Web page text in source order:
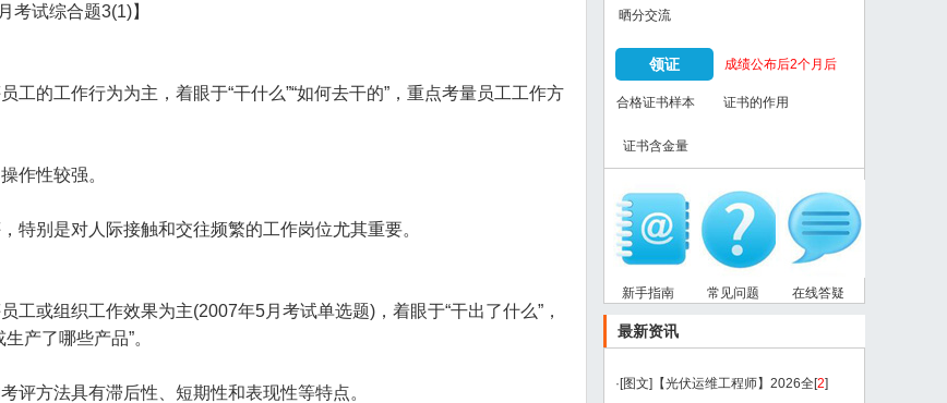
考试综合题3(1)】
的工作行为为主，着眼于“干什么”“如何去干的”，重点考量员工工作方
作性较强。
别是对人际接触和交往频繁的工作岗位尤其重要。
或组织工作效果为主(2007年5月考试单选题)，着眼于“干出了什么”，
产了哪些产品”。
方法具有滞后性、短期性和表现性等特点。
晒分交流
领证 成绩公布后2个月后
合格证书样本 证书的作用
证书含金量
新手指南 常见问题 在线答疑
最新资讯
·[图文] 【光伏运维工程师】2026全[2]